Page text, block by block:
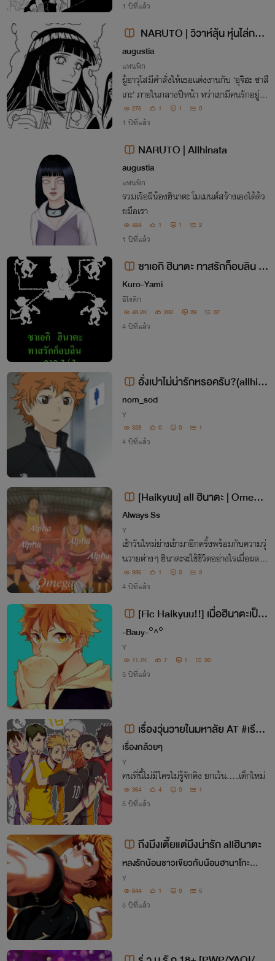
1 ปีที่แล้ว
NARUTO | วิวาห์ลุ้น หุ่นไล่กาซ่
อนรัก #Kakahina
augustia
แฟนฟิก
ผู้อาวุโสมีคำสั่งให้เธอแต่งงานกับ ‘อุจิฮะ ซาสึ
เกะ’ ภายในกลางปีหน้า ทว่าเขามีคนรักอยู่แ
ล้ว เธอไม่ต้องการทำลายชีวิตคู่คนอื่น และใ
นเมื่อ ‘ฮาตาเกะ คาคาชิ’ คือทางเลือกสุดท้าย
276 1 1 0
1 ปีที่แล้ว
NARUTO | Allhinata
augustia
แฟนฟิก
รวมเรือผีน้องฮินาตะ โมเมนต์สร้างเองได้ด้ว
ยมือเรา
424 1 1 2
1 ปีที่แล้ว
ซาเอกิ ฮินาตะ ทาสรักก็อบลิน ภ
าค 2/2
Kuro-Yami
อีโรติก
48.2K 282 39 37
4 ปีที่แล้ว
อั่งเปาไม่น่ารักหรอครับ?(allhina
ta)
nom_sod
Y
328 0 0 1
4 ปีที่แล้ว
[Haikyuu]​ all ฮินาตะ | Omege
|Always Ss
Y
เช้าวันใหม่ย่างเข้ามาอีกครั้งพร้อมกับความวุ่
นวาย​ต่างๆ ฮินาตะจะใช้ชีวิตอย่างไร​เมื่อผลตร
วจ​ออกมาว่าเขานั้นคือ โอเมก้าที่มีกลิ่นฟีโรโม
ท์​แรงผิดปกติ​
986 1 0 3
4 ปีที่แล้ว
[Fic Haikyuu!!] เมื่อฮินาตะเป็น
ผู้จัดการทีม
-Bauy-°^°
Y
11.7K 7 1 30
5 ปีที่แล้ว
เรื่องวุ่นวายในมหาลัย AT #เรียก
พวกฉันว่าคิง/allhinata
เรื่องกล้วยๆ
Y
คนที่นี้ไม่มีใครไม่รู้จักคิง ยกเว้น.....เด็กใหม่
364 4 0 1
5 ปีที่แล้ว
ถึงมึงเตี้ยแต่มึงน่ารัก allฮินาตะ
หลงรักน้อนชาวเขียวกับน้อนฮานาโกะ🍵
🍵🍩🍩
Y
644 1 0 5
5 ปีที่แล้ว